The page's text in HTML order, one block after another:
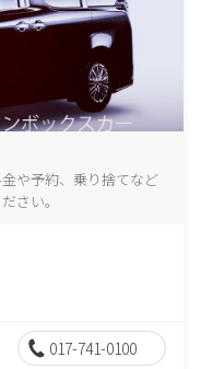
や予約、乗り捨てなど
さい。
017-741-0100